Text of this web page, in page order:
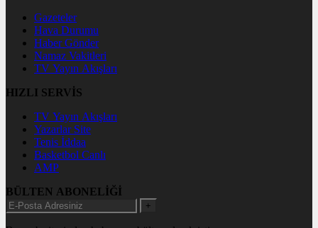
Gazeteler
Hava Durumu
Haber Gönder
Namaz Vakitleri
TV Yayın Akışları
HIZLI SERVİS
TV Yayın Akışları
Yazarlar Site
Tenis İddaa
Basketbol Canlı
AMP
BÜLTEN ABONELİĞİ
+